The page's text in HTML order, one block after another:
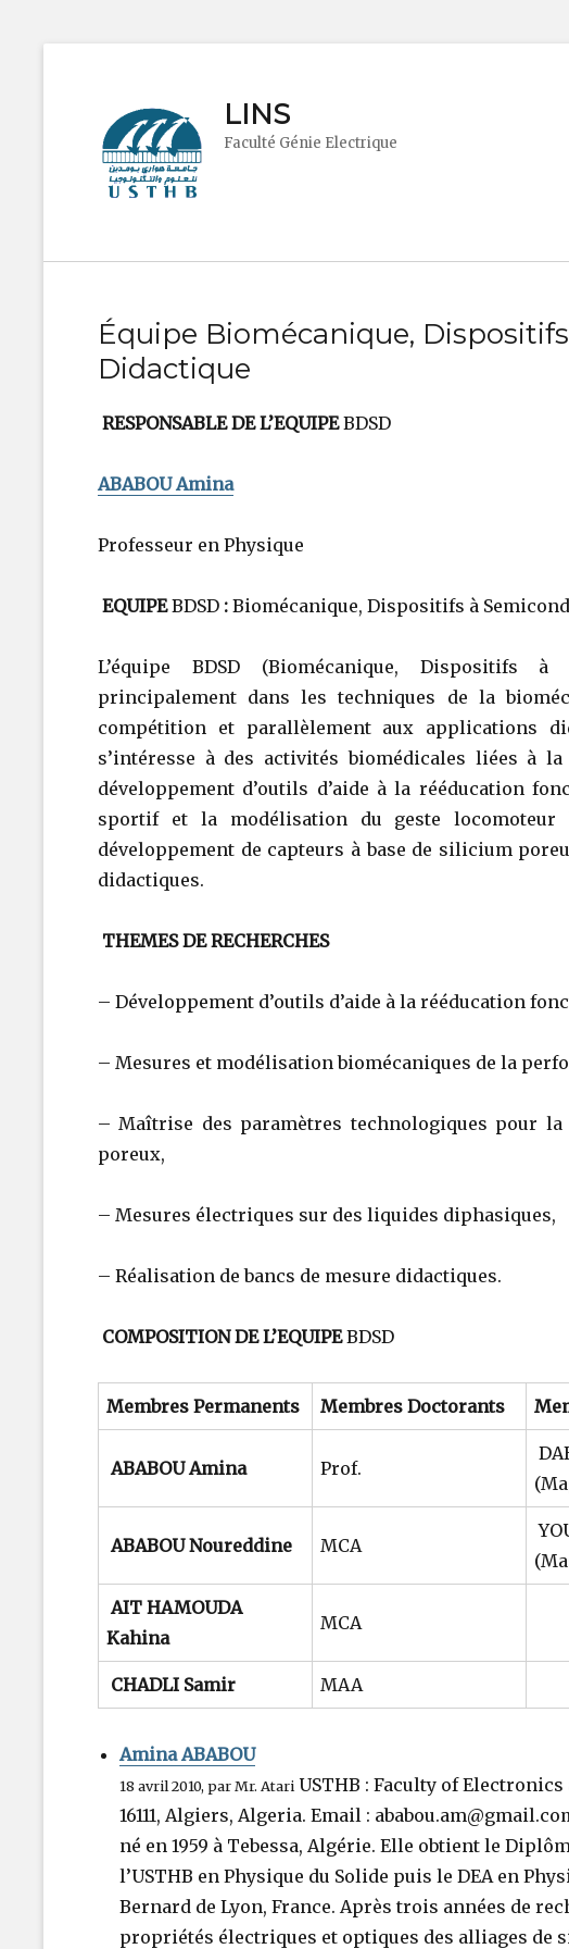
LINS
Faculté Génie Electrique
Équipe Biomécanique,
Didactique
RESPONSABLE DE L’EQUIPEBDSD
ABABOU Amina
Professeur en Physique
EQUIPEBDSD : Biomécanique, Dispositifs à
L’équipe BDSD (Biomécanique, Dispositifs
principalement dans les techniques de la
compétition et parallèlement aux applications
s’intéresse à des activités biomédicales liées à
développement d’outils d’aide à la rééducation
sportif et la modélisation du geste locomoteur
développement de capteurs à base de silicium
didactiques.
THEMES DE RECHERCHES
– Développement d’outils d’aide à la rééducation
– Mesures et modélisation biomécaniques de la
– Maîtrise des paramètres technologiques pour
poreux,
– Mesures électriques sur des liquides diphasiques,
– Réalisation de bancs de mesure didactiques.
COMPOSITION DE L’EQUIPEBDSD
Membres Permanents Membres Doctorants
ABABOU Amina Prof.
ABABOU Noureddine MCA
AIT HAMOUDA
Kahina
MCA
CHADLI Samir MAA
Amina ABABOU
18 avril 2010, par Mr. Atari USTHB : Faculty of Electronics
16111, Algiers, Algeria. Email :
né en 1959 à Tebessa, Algérie. Elle obtient le
l’USTHB en Physique du Solide puis le DEA en
Bernard de Lyon, France. Après trois années de
propriétés électriques et optiques des alliages de